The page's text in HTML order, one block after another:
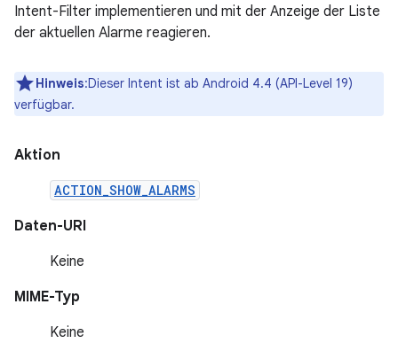
Intent-Filter implementieren und mit der Anzeige der Liste
der aktuellen Alarme reagieren.
Hinweis:Dieser Intent ist ab Android 4.4 (API-Level 19)
verfügbar.
Aktion
ACTION_SHOW_ALARMS
Daten-URI
Keine
MIME-Typ
Keine